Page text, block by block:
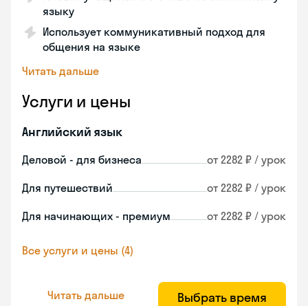
языку
Использует коммуникативный подход для
общения на языке
Читать дальше
Услуги и цены
Английский язык
Деловой - для бизнеса от 2282 ₽ / урок
Для путешествий от 2282 ₽ / урок
Для начинающих - премиум от 2282 ₽ / урок
Все услуги и цены (4)
Читать дальше Выбрать время